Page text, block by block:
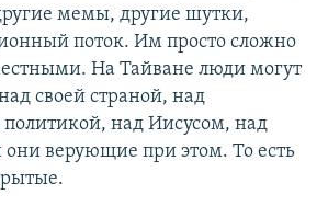
мемы, другие шутки,
поток. Им просто сложно
На Тайване люди могут
своей страной, над
над Иисусом, над
они верующие при этом. То есть